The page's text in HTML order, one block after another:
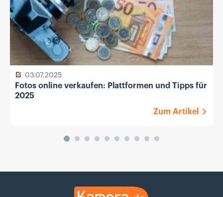
03.07.2025
Fotos online verkaufen: Plattformen und Tipps für
2025
Zum Artikel
Kamera.de